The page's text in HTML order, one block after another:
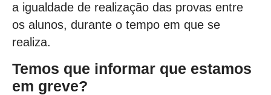
a igualdade de realização das provas entre
os alunos, durante o tempo em que se
realiza.
Temos que informar que estamos
em greve?